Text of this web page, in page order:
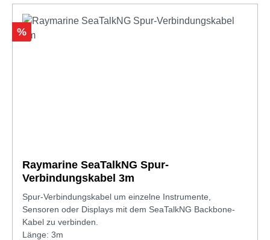
Rabatt
%
Raymarine SeaTalkNG Spur-
Verbindungskabel 3m
Spur-Verbindungskabel um einzelne Instrumente,
Sensoren oder Displays mit dem SeaTalkNG Backbone-
Kabel zu verbinden.
Länge: 3m